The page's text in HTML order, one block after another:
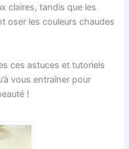
claires, tandis que les
oser les couleurs chaudes
ces astuces et tutoriels
vous entraîner pour
!